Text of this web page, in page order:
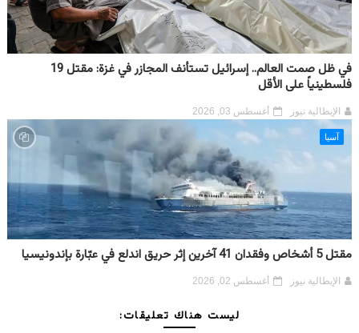
في ظل صمت العالم.. إسرائيل تستأنف المجازر في غزة: مقتل 19
فلسطينياً على الأقل
الإيطالية نيوز أغسطس 03, 2026
آسيا
مقتل 5 أشخاص وفقدان 41 آخرين إثر حريق اندلع في عبّارة بإندونيسيا
الإيطالية نيوز أغسطس 02, 2026
ليست هناك تعليقات: